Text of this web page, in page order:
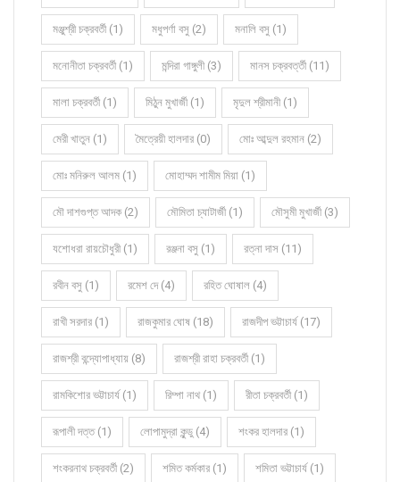
মঞ্জুশ্রী চক্রবর্তী (1) মধুপর্ণা বসু (2) মনালি বসু (1)
মনোনীতা চক্রবর্তী (1) মন্দিরা গাঙ্গুলী (3) মানস চক্রবর্ত্তী (11)
মালা চক্রবর্তী (1) মিঠুন মুখার্জী (1) মৃদুল শ্রীমানী (1)
মেরী খাতুন (1) মৈত্রেয়ী হালদার (0) মোঃ আব্দুল রহমান (2)
মোঃ মনিরুল আলম (1) মোহাম্মদ শামীম মিয়া (1)
মৌ দাশগুপ্ত আদক (2) মৌমিতা চ্যাটার্জী (1) মৌসুমী মুখার্জী (3)
যশোধরা রায়চৌধুরী (1) রঞ্জনা বসু (1) রত্না দাস (11)
রবীন বসু (1) রমেশ দে (4) রহিত ঘোষাল (4)
রাখী সরদার (1) রাজকুমার ঘোষ (18) রাজদীপ ভট্টাচার্য (17)
রাজশ্রী বন্দ্যোপাধ্যায় (8) রাজশ্রী রাহা চক্রবর্তী (1)
রামকিশোর ভট্টাচার্য (1) রিম্পা নাথ (1) রীতা চক্রবর্তী (1)
রূপালী দত্ত (1) লোপামুদ্রা কুন্ডু (4) শংকর হালদার (1)
শংকরনাথ চক্রবর্তী (2) শমিত কর্মকার (1) শমিতা ভট্টাচার্য (1)